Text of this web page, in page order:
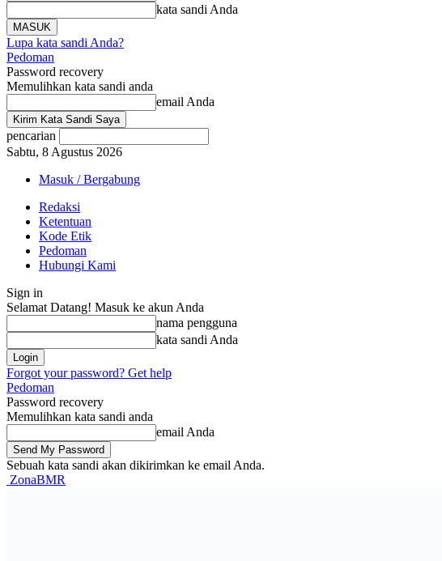
kata sandi Anda
Lupa kata sandi Anda?
Pedoman
Password recovery
Memulihkan kata sandi anda
email Anda
pencarian
Sabtu, 8 Agustus 2026
Masuk / Bergabung
Redaksi
Ketentuan
Kode Etik
Pedoman
Hubungi Kami
Sign in
Selamat Datang! Masuk ke akun Anda
nama pengguna
kata sandi Anda
Forgot your password? Get help
Pedoman
Password recovery
Memulihkan kata sandi anda
email Anda
Sebuah kata sandi akan dikirimkan ke email Anda.
ZonaBMR